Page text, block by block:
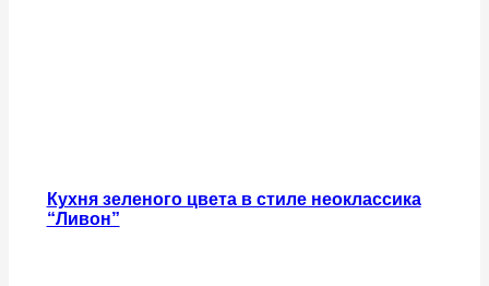
Кухня зеленого цвета в стиле неоклассика
“Ливон”